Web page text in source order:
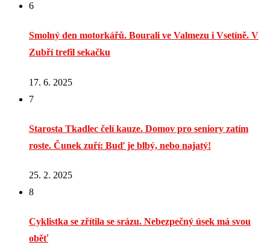
6
Smolný den motorkářů. Bourali ve Valmezu i Vsetíně. V
Zubří trefil sekačku
17. 6. 2025
7
Starosta Tkadlec čelí kauze. Domov pro seniory zatím
roste. Čunek zuří: Buď je blbý, nebo najatý!
25. 2. 2025
8
Cyklistka se zřítila se srázu. Nebezpečný úsek má svou
oběť